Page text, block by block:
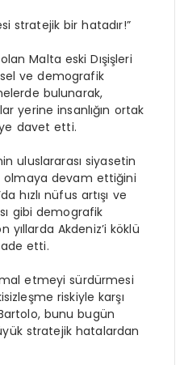
stratejik bir hatadır!”
Malta eski Dışişleri
ve demografik
bulunarak,
yerine insanlığın ortak
davet etti.
uluslararası siyasetin
olmaya devam ettiğini
hızlı nüfus artışı ve
gibi demografik
Akdeniz’i köklü
etti.
etmeyi sürdürmesi
riskiyle karşı
bunu bugün
stratejik hatalardan